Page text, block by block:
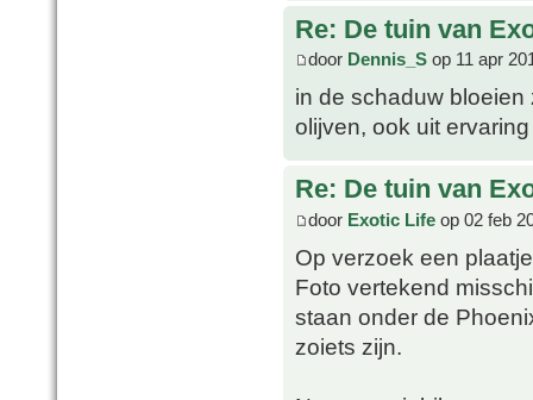
Re: De tuin van
door Dennis_S op 11 apr
in de schaduw
olijven, ook uit
Re: De tuin van
door Exotic Life op 02 feb
Op verzoek een
Foto vertekend
staan onder de
zoiets zijn.